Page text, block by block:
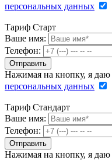
персональных данных
Тариф Старт
Ваше имя:
Телефон:
Нажимая на кнопку, я даю
персональных данных
Тариф Стандарт
Ваше имя:
Телефон:
Нажимая на кнопку, я даю